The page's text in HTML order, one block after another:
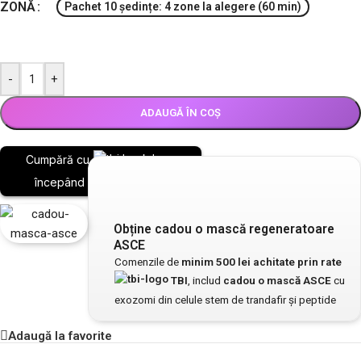
ZONĂ Pachet 10 ședințe: 4 zone la alegere (60 min)
- +
ADAUGĂ ÎN COȘ
Cumpără cu
începând de la 110.03 LEI
Obține cadou o mască regeneratoare
ASCE
Comenzile de minim 500 lei achitate prin rate
TBI , includ cadou o mască ASCEcu
exozomi din celule stem de trandafir și peptide
Adaugă la favorite